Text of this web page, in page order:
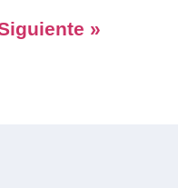
»